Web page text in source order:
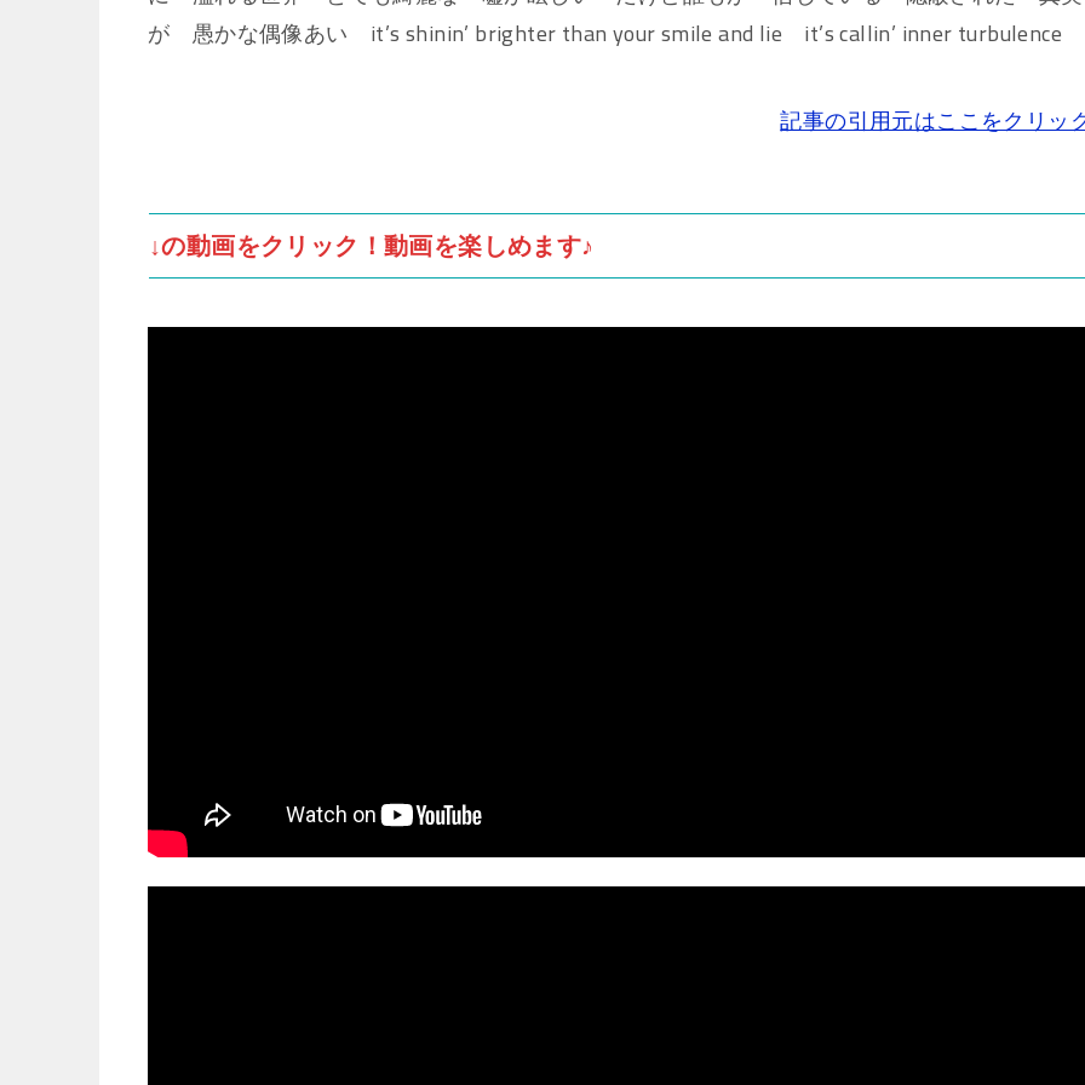
が 愚かな偶像あい it’s shinin’ brighter than your smile and lie it’s callin’ inner turbulence
記事の引用元はここをクリッ
↓の動画をクリック！動画を楽しめます♪